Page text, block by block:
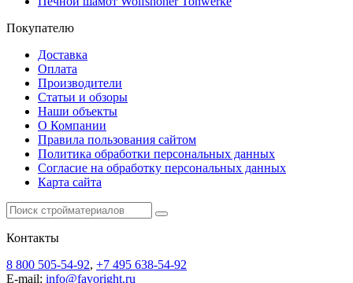
Покупателю
Доставка
Оплата
Производители
Статьи и обзоры
Наши объекты
О Компании
Правила пользования сайтом
Политика обработки персональных данных
Согласие на обработку персональных данных
Карта сайта
Контакты
8 800 505-54-92, +7 495 638-54-92
E-mail: info@favoright.ru